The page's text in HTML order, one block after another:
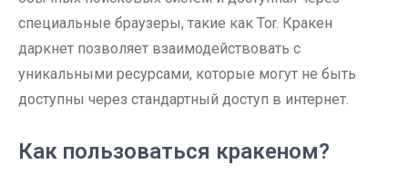
специальные браузеры, такие как Tor. Кракен
даркнет позволяет взаимодействовать с
уникальными ресурсами, которые могут не быть
доступны через стандартный доступ в интернет.
Как пользоваться кракеном?